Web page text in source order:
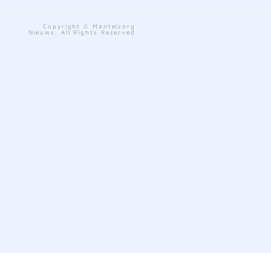
Copyright © Mantelzorg
Nieuws. All Rights Reserved